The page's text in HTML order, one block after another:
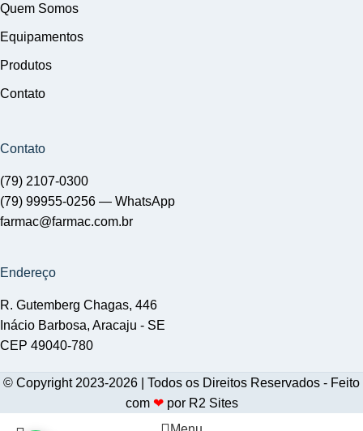
Quem Somos
Equipamentos
Produtos
Contato
Contato
(79) 2107-0300
(79) 99955-0256 — WhatsApp
farmac@farmac.com.br
Endereço
R. Gutemberg Chagas, 446
Inácio Barbosa, Aracaju - SE
CEP 49040-780
© Copyright 2023-2026 | Todos os Direitos Reservados - Feito
com ❤por R2 Sites